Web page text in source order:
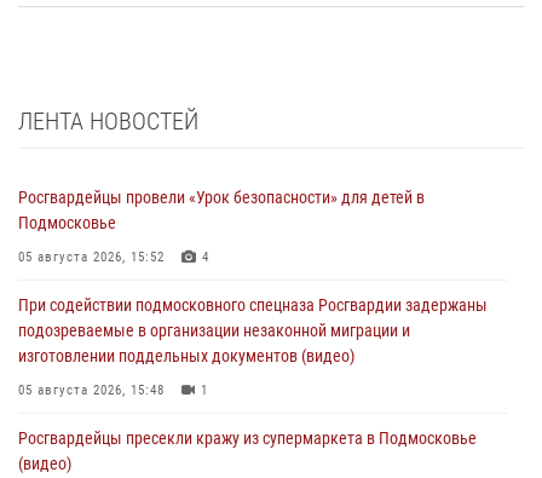
ЛЕНТА НОВОСТЕЙ
Росгвардейцы провели «Урок безопасности» для детей в
Подмосковье
05 августа 2026, 15:52 4
При содействии подмосковного спецназа Росгвардии задержаны
подозреваемые в организации незаконной миграции и
изготовлении поддельных документов (видео)
05 августа 2026, 15:48 1
Росгвардейцы пресекли кражу из супермаркета в Подмосковье
(видео)